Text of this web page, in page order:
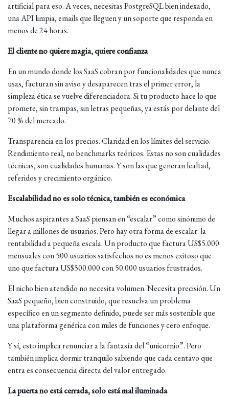
artificial para eso. A veces, necesitas PostgreSQL bien indexado,
una API limpia, emails que lleguen y un soporte que responda en
menos de 24 horas.
El cliente no quiere magia, quiere confianza
En un mundo donde los SaaS cobran por funcionalidades que nunca
usas, facturan sin aviso y desaparecen tras el primer error, la
simpleza ética se vuelve diferenciadora. Si tu producto hace lo que
promete, sin trampas, sin letras pequeñas, ya estás por delante del
70 % del mercado.
Transparencia en los precios. Claridad en los límites del servicio.
Rendimiento real, no benchmarks teóricos. Estas no son cualidades
técnicas, son cualidades humanas. Y son las que generan lealtad,
referidos y crecimiento orgánico.
Escalabilidad no es solo técnica, también es económica
Muchos aspirantes a SaaS piensan en “escalar” como sinónimo de
llegar a millones de usuarios. Pero hay otra forma de escalar: la
rentabilidad a pequeña escala. Un producto que factura US$5.000
mensuales con 500 usuarios satisfechos no es menos exitoso que
uno que factura US$500.000 con 50.000 usuarios frustrados.
El nicho bien atendido no necesita volumen. Necesita precisión. Un
SaaS pequeño, bien construido, que resuelva un problema
específico en un segmento definido, puede ser más sostenible que
una plataforma genérica con miles de funciones y cero enfoque.
Y sí, esto implica renunciar a la fantasía del “unicornio”. Pero
también implica dormir tranquilo sabiendo que cada centavo que
entra es consecuencia directa del valor entregado.
La puerta no está cerrada, solo está mal iluminada